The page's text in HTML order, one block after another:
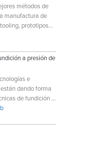
métodos de
manufactura de
prototipos
aditivos para
a presión de
e
dando forma
de fundición a